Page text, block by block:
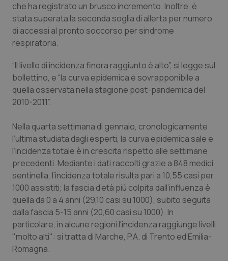
Veneto
Oncoematologia
Oncologia & Nutrizione
Psoriasi & pelle
Quotidiano Cardiologia
Quotidiano Oncologia
Quotidiano Pediatria
Rene & patologie urogenitali
Salute orale & impianti
Sangue & coagulazione
che ha registrato un brusco incremento. Inoltre, è
stata superata la seconda soglia di allerta per numero
di accessi al pronto soccorso per sindrome
respiratoria.
“Il livello di incidenza finora raggiunto è alto”, si legge sul
bollettino, e “la curva epidemica è sovrapponibile a
quella osservata nella stagione post-pandemica del
2010-2011”.
Nella quarta settimana di gennaio, cronologicamente
l’ultima studiata dagli esperti, la curva epidemica sale e
l’incidenza totale è in crescita rispetto alle settimane
precedenti. Mediante i dati raccolti grazie a 848 medici
sentinella, l’incidenza totale risulta pari a 10,55 casi per
1000 assistiti; la fascia d’età più colpita dall’influenza è
quella da 0 a 4 anni (29,10 casi su 1000), subito seguita
dalla fascia 5-15 anni (20,60 casi su 1000). In
particolare, in alcune regioni l'incidenza raggiunge livelli
"molto alti": si tratta di Marche, P.A. di Trento ed Emilia-
Romagna.